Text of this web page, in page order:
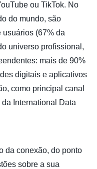
ou TikTok. No
do mundo, são
(67% da
universo profissional,
mais de 90%
digitais e aplicativos
como principal canal
International Data
da conexão, do ponto
sobre a sua